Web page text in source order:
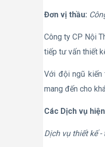
Đơn vị thầu:
Công ty CP Nội
tiếp tư vấn thiết
Với đội ngũ kiến
mang đến cho
Các Dịch vụ
Dịch vụ thiết kế